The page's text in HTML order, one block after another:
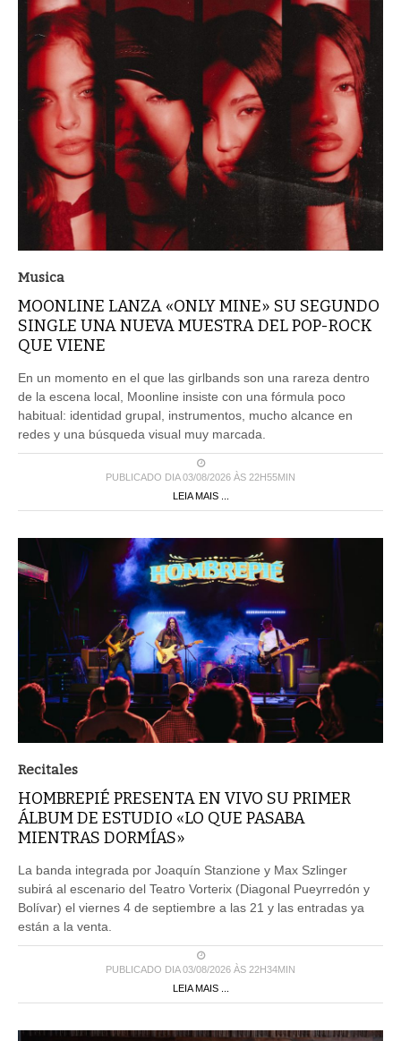
Musica
MOONLINE LANZA «ONLY MINE» SU SEGUNDO
SINGLE UNA NUEVA MUESTRA DEL POP-ROCK
QUE VIENE
En un momento en el que las girlbands son una rareza dentro
de la escena local, Moonline insiste con una fórmula poco
habitual: identidad grupal, instrumentos, mucho alcance en
redes y una búsqueda visual muy marcada.
PUBLICADO DIA 03/08/2026 ÀS 22H55MIN
LEIA MAIS ...
Recitales
HOMBREPIÉ PRESENTA EN VIVO SU PRIMER
ÁLBUM DE ESTUDIO «LO QUE PASABA
MIENTRAS DORMÍAS»
La banda integrada por Joaquín Stanzione y Max Szlinger
subirá al escenario del Teatro Vorterix (Diagonal Pueyrredón y
Bolívar) el viernes 4 de septiembre a las 21 y las entradas ya
están a la venta.
PUBLICADO DIA 03/08/2026 ÀS 22H34MIN
LEIA MAIS ...